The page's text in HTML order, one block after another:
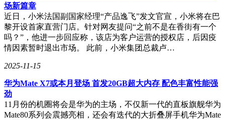
氮化镓技术还拓展到了美容仪、移动电源、笔记本电脑、激光
雷达以及机器人等新兴领域。例如，极萌推出的内置氮化镓集
成方案的超声美容仪，凭借氮化镓的高频高效特性，实现了超
声聚能和能量稳定传输，标志着氮化镓器件在个护领域的首次
商业化落地。酷态科推出的氮化镓移动电源，采用E-mode低
压氮化镓，实现了5V至28V的双向输入/输出，体积更轻薄、
转换电路，降低了功率器件的使用数量和体积，提升了效率，
支持了更轻薄、性能更强的笔记本电脑设计。
场新篇章
近日，小米法国副国家经理“产品逸飞”发文官宣，小米将在巴
黎开设首家直营门店。针对网友提问“之前不是在香街有一个
吗？”，他进一步回应称，该店为客户运营的授权店，后因疫
情因素暂时退出市场。 此前，小米集团总裁卢…
2025-11-15
华为Mate X7或本月登场 首发20GB超大内存 配色丰富性能强
劲
11月份的机圈将会是华为的主场，不仅新一代的直板旗舰华为
Mate80系列会震撼亮相，还会有迭代的大折叠屏手机华为Mate